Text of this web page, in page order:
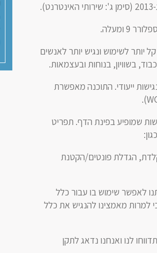
ומעלה.
לשימוש ונגיש יותר לאנשים
בשוויון, בנוחות ובעצמאות.
ייעודי. התוכנה מאפשרת
שמופיע בפינת הדף. תפריט
הגדלת פונטים/הקטנת
לאפשר שימוש בו עבור כלל
למרות מאמצינו להנגיש את כלל
לנו ואנחנו נדאג לתקן